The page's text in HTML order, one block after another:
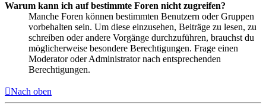
Warum kann ich auf bestimmte Foren nicht zugreifen?
Manche Foren können bestimmten Benutzern oder Gruppen
vorbehalten sein. Um diese einzusehen, Beiträge zu lesen, zu
schreiben oder andere Vorgänge durchzuführen, brauchst du
möglicherweise besondere Berechtigungen. Frage einen
Moderator oder Administrator nach entsprechenden
Berechtigungen.
Nach oben